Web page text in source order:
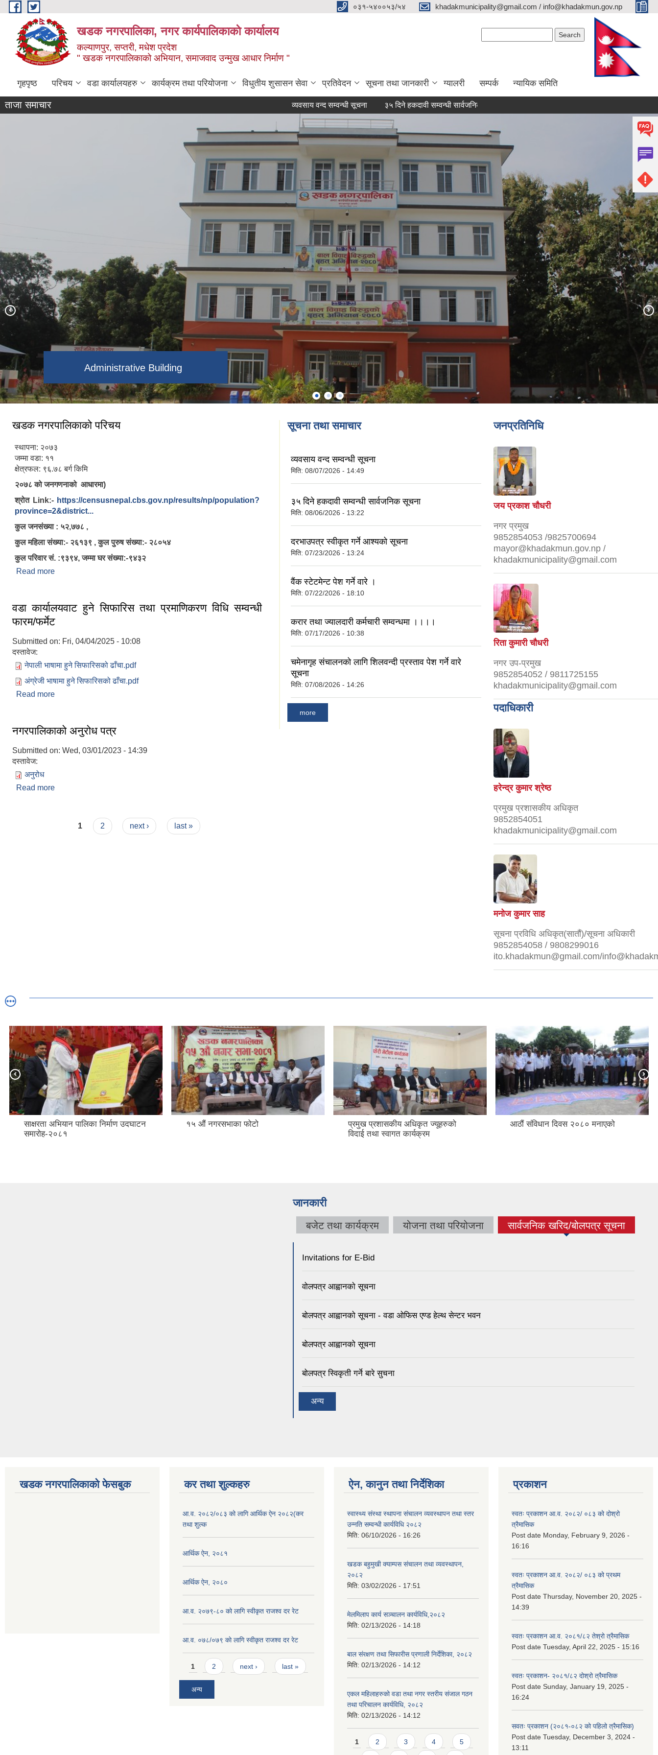
Skip to main content ०३१-५४००५३/५४ khadakmunicipality@gmail.com / info@khadakmun.gov.np
खडक नगरपालिका, नगर कार्यपालिकाकाे कार्यालय
कल्याणपुर, सप्तरी, मधेश प्रदेश
" खडक नगरपालिकाको अभियान, समाजवाद उन्मुख आधार निर्माण "
गृहपृष्ठ परिचय वडा कार्यालयहरु कार्यक्रम तथा परियोजना विधुतीय शुसासन सेवा प्रतिवेदन सूचना तथा जानकारी ग्यालरी सम्पर्क न्यायिक समिति
ताजा समाचार व्यवसाय वन्द सम्वन्धी सूचना ३५ दिने हकदावी सम्वन्धी सार्वजनिक सूचना
Administrative Building
नगरपालिकाको नव निर्वाचित जनप्रतिनिधि
खडक नगरपालिकाको परिचय
स्थापना: २०७३
जम्मा वडा: ११
क्षेत्रफल: ९६.७८ बर्ग किमि
२०७८ को जनगणनाको आधारमा)
श्रोत Link:- https://censusnepal.cbs.gov.np/results/np/population?
province=2&district...
कुल जनसंख्या : ५२,७७८ ,
कुल महिला संख्या:- २६१३९ , कुल पुरुष संख्या:- २८०५४
कुल परिवार सं. :९३९४, जम्मा घर संख्या:-९४३२
Read more
वडा कार्यालयवाट हुने सिफारिस तथा प्रमाणिकरण विधि सम्वन्धी
फारम/फर्मेट
Submitted on: Fri, 04/04/2025 - 10:08
दस्तावेज:
नेपाली भाषामा हुने सिफारिसको ढाँचा.pdf
अंग्रेजी भाषामा हुने सिफारिसको ढाँचा.pdf
Read more
नगरपालिकाको अनुरोध पत्र
Submitted on: Wed, 03/01/2023 - 14:39
दस्तावेज:
अनुरोध
Read more
1 2 next › last »
सूचना तथा समाचार
व्यवसाय वन्द सम्वन्धी सूचना
मिति: 08/07/2026 - 14:49
३५ दिने हकदावी सम्वन्धी सार्वजनिक सूचना
मिति: 08/06/2026 - 13:22
दरभाउपत्र स्वीकृत गर्ने आश्यको सूचना
मिति: 07/23/2026 - 13:24
वैंक स्टेटमेन्ट पेश गर्ने वारे ।
मिति: 07/22/2026 - 18:10
करार तथा ज्यालदारी कर्मचारी सम्वन्धमा ।।।।
मिति: 07/17/2026 - 10:38
चमेनागृह संचालनको लागि शिलवन्दी प्रस्ताव पेश गर्ने वारे
सूचना
मिति: 07/08/2026 - 14:26
more
जनप्रतिनिधि
जय प्रकाश चौधरी
नगर प्रमुख
9852854053 /9825700694
mayor@khadakmun.gov.np /
khadakmunicipality@gmail.com
रिता कुमारी चौधरी
नगर उप-प्रमुख
9852854052 / 9811725155
khadakmunicipality@gmail.com
पदाधिकारी
हरेन्द्र कुमार श्रेष्ठ
प्रमुख प्रशासकीय अधिकृत
9852854051
khadakmunicipality@gmail.com
मनोज कुमार साह
सूचना प्रविधि अधिकृत(सातौं)/सूचना अधिकारी
9852854058 / 9808299016
ito.khadakmun@gmail.com/
साक्षरता अभियान पालिका निर्माण उदघाटन
समारोह-२०८१
१५ औं नगरसभाका फोटो
प्रमुख प्रशासकीय अधिकृत ज्यूहरुको
विदाई तथा स्वागत कार्यक्रम
आठौं संविधान दिवस २०८० मनाएको
जानकारी
बजेट तथा कार्यक्रम योजना तथा परियोजना सार्वजनिक खरिद/बोलपत्र सूचना
(active tab)
Invitations for E-Bid
वोलपत्र आह्वानकाे सूचना
बोलपत्र आह्वानको सूचना - वडा ओफिस एण्ड हेल्थ सेन्टर भवन
बोलपत्र आह्वानको सूचना
बोलपत्र स्विकृती गर्ने बारे सुचना
अन्य
खडक नगरपालिकाको फेसबुक कर तथा शुल्कहरु
आ.व. २०८२/०८३ को लागि आर्थिक ऐन २०८२(कर
तथा शुल्क
आर्थिक ऐन, २०८१
आर्थिक ऐन, २०८०
आ.व. २०७९-८० को लागि स्वीकृत राजश्व दर रेट
आ.व. ०७८/०७९ काे लागि स्वीकृत राजश्व दर रेट
Pages
1 2 next › last »
अन्य
ऐन, कानुन तथा निर्देशिका
स्वास्थ्य संस्था स्थापना संचालन व्यवस्थापन तथा स्तर
उन्नति सम्वन्धी कार्यविधि २०८२
मिति: 06/10/2026 - 16:26
खडक बहुमुखी क्याम्पस संचालन तथा व्यवस्थापन,
२०८२
मिति: 03/02/2026 - 17:51
मेलमिलाप कार्य सञ्चालन कार्यविधि,२०८२
मिति: 02/13/2026 - 14:18
बाल संरक्षण तथा सिफारीस प्रणाली निर्देशिका, २०८२
मिति: 02/13/2026 - 14:12
एकल महिलाहरुको वडा तथा नगर स्तरीय संजाल गठन
तथा परिचालन कार्यविधि, २०८२
मिति: 02/13/2026 - 14:12
Pages
1 2 3 4 5
प्रकाशन
स्वतः प्रकाशन आ.व. २०८२/ ०८३ को दोश्रो
त्रैमासिक
Post date Monday, February 9, 2026 -
16:16
स्वतः प्रकाशन आ.व. २०८२/ ०८३ को प्रथम
त्रैमासिक
Post date Thursday, November 20, 2025 -
14:39
स्वतः प्रकाशन आ.व. २०८१/८२ तेश्रो त्रैमासिक
Post date Tuesday, April 22, 2025 - 15:16
स्वतः प्रकाशन- २०८१/८२ दोश्रो त्रैमासिक
Post date Sunday, January 19, 2025 -
16:24
सवतः प्रकाशन (२०८१-०८२ को पहिलो त्रैमासिक)
Post date Tuesday, December 3, 2024 -
13:11